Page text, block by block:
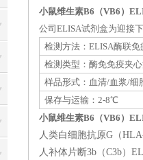
小鼠维生素B6（VB6）
公司ELISA试剂盒为迎接
检测方法：ELISA酶联免
检测类型：酶免免疫夹
样品形式：血清/血浆/细
保存与运输：2-8℃
小鼠维生素B6（VB6）
人类白细胞抗原G（
人补体片断3b（C3b）